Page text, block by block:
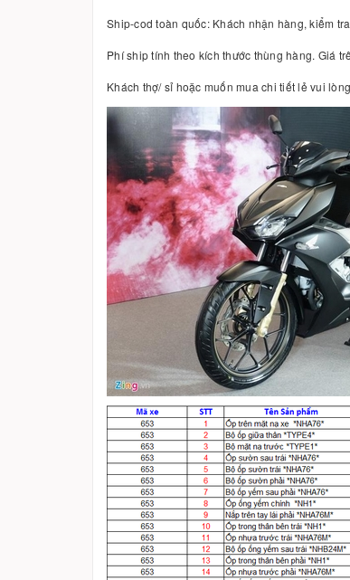
Ship-cod toàn quốc: Khách nhận hàng, kiểm
Phí ship tính theo kích thước thùng hàng. Giá
Khách thợ/ sỉ hoặc muốn mua chi tiết lẻ vui